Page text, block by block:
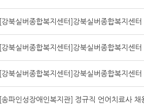
[강북실버종합복지센터]강북실버종합복지센
[강북실버종합복지센터]강북실버종합복지센
[강북실버종합복지센터]강북실버종합복지센
[송파인성장애인복지관] 정규직 언어치료사 채